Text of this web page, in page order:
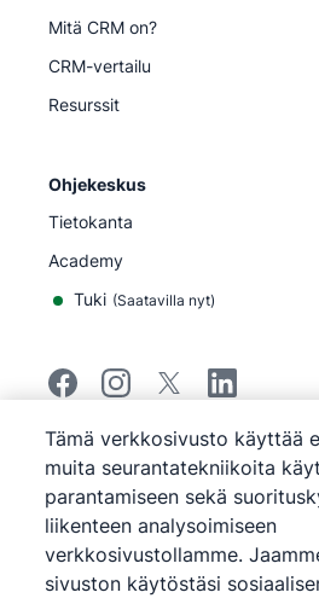
Mitä CRM on?
CRM-vertailu
Resurssit
Ohjekeskus
Tietokanta
Academy
Tuki (Saatavilla nyt)
©2026Pipedrive
Pipedrive
Käyttöehdot
Pipedrive
Tietosuojailmoitus
Sivukartta
Evästeilmoitus
Evästeasetukset
Tämä verkkosivusto käyttää
muita seurantatekniikoita
parantamiseen sekä
liikenteen analysoimiseen
verkkosivustollamme.
sivuston käytöstäsi